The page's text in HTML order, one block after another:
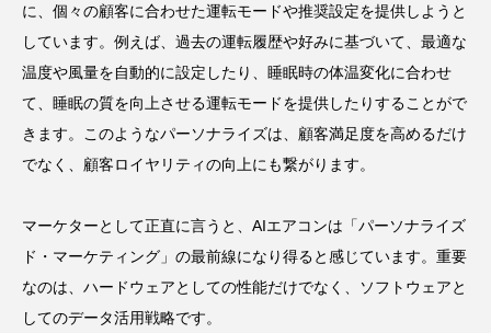
に、個々の顧客に合わせた運転モードや推奨設定を提供しようと
しています。例えば、過去の運転履歴や好みに基づいて、最適な
温度や風量を自動的に設定したり、睡眠時の体温変化に合わせ
て、睡眠の質を向上させる運転モードを提供したりすることがで
きます。このようなパーソナライズは、顧客満足度を高めるだけ
でなく、顧客ロイヤリティの向上にも繋がります。
マーケターとして正直に言うと、AIエアコンは「パーソナライズ
ド・マーケティング」の最前線になり得ると感じています。重要
なのは、ハードウェアとしての性能だけでなく、ソフトウェアと
してのデータ活用戦略です。